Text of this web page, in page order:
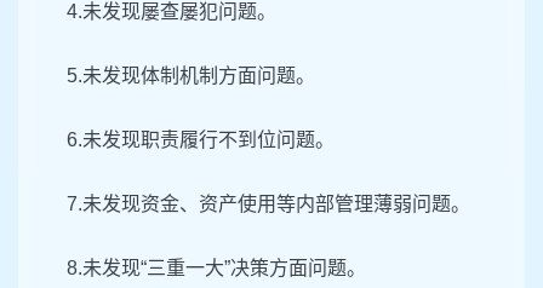
4.未发现屡查屡犯问题。
5.未发现体制机制方面问题。
6.未发现职责履行不到位问题。
7.未发现资金、资产使用等内部管理薄弱问题。
8.未发现“三重一大”决策方面问题。